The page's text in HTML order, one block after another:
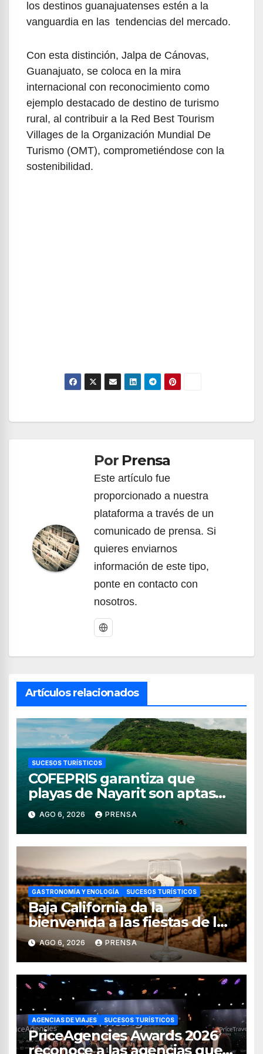
los destinos guanajuatenses estén a la
vanguardia en las tendencias del mercado.
Con esta distinción, Jalpa de Cánovas,
Guanajuato, se coloca en la mira
internacional con reconocimiento como
ejemplo destacado de destino de turismo
rural, al contribuir a la Red Best Tourism
Villages de la Organización Mundial De
Turismo (OMT), comprometiéndose con la
sostenibilidad.
Navegación
entradasPor Prensa
Este artículo fue
proporcionado a nuestra
plataforma a través de un
comunicado de prensa. Si
quieres enviarnos
información de este tipo,
ponte en contacto con
nosotros.
Artículos relacionados
SUCESOS TURÍSTICOS
COFEPRIS garantiza que
playas de Nayarit son aptas
para uso recreativo
AGO 6, 2026 PRENSA
GASTRONOMÍA Y ENOLOGÍA SUCESOS TURÍSTICOS
Baja California da la
bienvenida a las fiestas de la
vendimia 2026
AGO 6, 2026 PRENSA
AGENCIAS DE VIAJES SUCESOS TURÍSTICOS
PriceAgencies Awards 2026
reconoce a las agencias que